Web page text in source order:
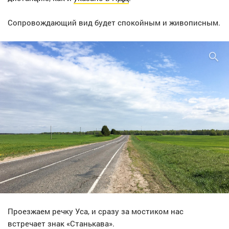
Сопровождающий вид будет спокойным и живописным.
Проезжаем речку Уса, и сразу за мостиком нас
встречает знак «Станькава».